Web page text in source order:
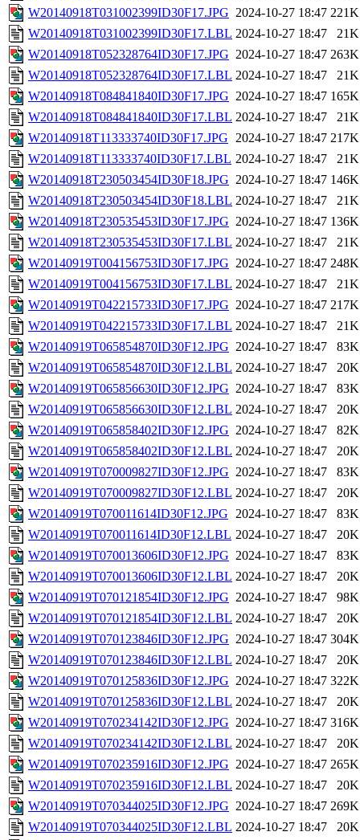
W20140918T031002399ID30F17.JPG 2024-10-27 18:47 221K
W20140918T031002399ID30F17.LBL 2024-10-27 18:47
21K
W20140918T052328764ID30F17.JPG 2024-10-27 18:47 263K
W20140918T052328764ID30F17.LBL 2024-10-27 18:47
21K
W20140918T084841840ID30F17.JPG 2024-10-27 18:47 165K
W20140918T084841840ID30F17.LBL 2024-10-27 18:47
21K
W20140918T113333740ID30F17.JPG 2024-10-27 18:47 217K
W20140918T113333740ID30F17.LBL 2024-10-27 18:47
21K
W20140918T230503454ID30F18.JPG 2024-10-27 18:47 146K
W20140918T230503454ID30F18.LBL 2024-10-27 18:47
21K
W20140918T230535453ID30F17.JPG 2024-10-27 18:47 136K
W20140918T230535453ID30F17.LBL 2024-10-27 18:47
21K
W20140919T004156753ID30F17.JPG 2024-10-27 18:47 248K
W20140919T004156753ID30F17.LBL 2024-10-27 18:47
21K
W20140919T042215733ID30F17.JPG 2024-10-27 18:47 217K
W20140919T042215733ID30F17.LBL 2024-10-27 18:47
21K
W20140919T065854870ID30F12.JPG 2024-10-27 18:47
83K
W20140919T065854870ID30F12.LBL 2024-10-27 18:47
20K
W20140919T065856630ID30F12.JPG 2024-10-27 18:47
83K
W20140919T065856630ID30F12.LBL 2024-10-27 18:47
20K
W20140919T065858402ID30F12.JPG 2024-10-27 18:47
82K
W20140919T065858402ID30F12.LBL 2024-10-27 18:47
20K
W20140919T070009827ID30F12.JPG 2024-10-27 18:47
83K
W20140919T070009827ID30F12.LBL 2024-10-27 18:47
20K
W20140919T070011614ID30F12.JPG 2024-10-27 18:47
83K
W20140919T070011614ID30F12.LBL 2024-10-27 18:47
20K
W20140919T070013606ID30F12.JPG 2024-10-27 18:47
83K
W20140919T070013606ID30F12.LBL 2024-10-27 18:47
20K
W20140919T070121854ID30F12.JPG 2024-10-27 18:47
98K
W20140919T070121854ID30F12.LBL 2024-10-27 18:47
20K
W20140919T070123846ID30F12.JPG 2024-10-27 18:47 304K
W20140919T070123846ID30F12.LBL 2024-10-27 18:47
20K
W20140919T070125836ID30F12.JPG 2024-10-27 18:47 322K
W20140919T070125836ID30F12.LBL 2024-10-27 18:47
20K
W20140919T070234142ID30F12.JPG 2024-10-27 18:47 316K
W20140919T070234142ID30F12.LBL 2024-10-27 18:47
20K
W20140919T070235916ID30F12.JPG 2024-10-27 18:47 265K
W20140919T070235916ID30F12.LBL 2024-10-27 18:47
20K
W20140919T070344025ID30F12.JPG 2024-10-27 18:47 269K
W20140919T070344025ID30F12.LBL 2024-10-27 18:47
20K